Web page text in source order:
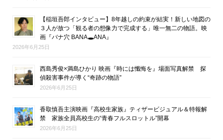
【稲垣吾郎インタビュー】8年越しの約束が結実！新しい地図の
３人が放つ「観る者の想像力で完成する」唯一無二の物語。映
画『バナ穴 BANA🕳ANA』
2026年6月25日
西島秀俊×満島ひかり 映画『時には懺悔を』場面写真解禁 探
偵殺害事件が導く“奇跡の物語”
2026年6月25日
香取慎吾主演映画『高校生家族』ティザービジュアル＆特報解
禁 家族全員高校生の“青春フルスロットル”開幕
2026年6月25日